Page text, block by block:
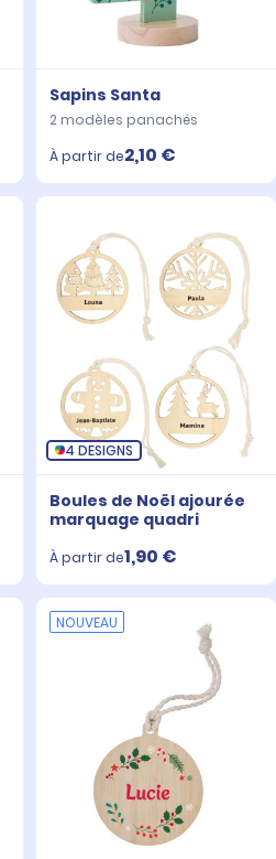
Sapins Santa
2 modèles panachés
À partir de2,10 €
4 DESIGNS
Boules de Noël ajourée
marquage quadri
À partir de1,90 €
NOUVEAU